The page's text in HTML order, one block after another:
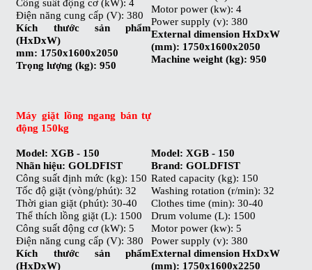
Công suất động cơ (kW): 4
Điện năng cung cấp (V): 380
Kích thước sản phẩm
(HxDxW)
mm: 1750x1600x2050
Trọng lượng (kg): 950
Motor power (kw): 4
Power supply (v): 380
External dimension HxDxW
(mm): 1750x1600x2050
Machine weight (kg): 950
Máy giặt lồng ngang bán tự
động 150kg
Model: XGB - 150
Nhãn hiệu: GOLDFIST
Công suất định mức (kg): 150
Tốc độ giặt (vòng/phút): 32
Thời gian giặt (phút): 30-40
Thể thích lồng giặt (L): 1500
Công suất động cơ (kW): 5
Điện năng cung cấp (V): 380
Kích thước sản phẩm
(HxDxW)
Model: XGB - 150
Brand: GOLDFIST
Rated capacity (kg): 150
Washing rotation (r/min): 32
Clothes time (min): 30-40
Drum volume (L): 1500
Motor power (kw): 5
Power supply (v): 380
External dimension HxDxW
(mm): 1750x1600x2250